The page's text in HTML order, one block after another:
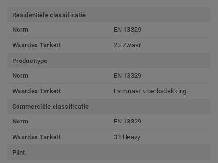
Residentiële classificatie
Norm
EN 13329
Waardes Tarkett 23 Zwaar
Producttype
Norm
EN 13329
Waardes Tarkett Laminaat vloerbedekking
Commerciële classificatie
Norm
EN 13329
Waardes Tarkett 33 Heavy
Plint